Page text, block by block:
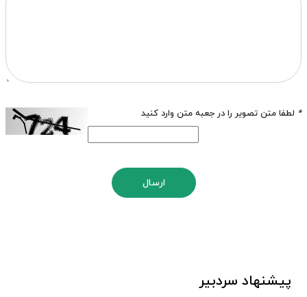
* لطفا متن تصویر را در جعبه متن وارد کنید
ارسال
پیشنهاد سردبیر